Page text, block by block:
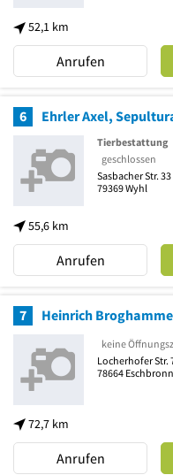
52,1 km
Anrufen
6 Ehrler Axel,
55,6 km
Tierbestattung
geschlossen
Sasbacher Str. 33
79369Wyhl
Anrufen
7 Heinrich
72,7 km
keine
Locherhofer Str.
78664 Eschbronn
Anrufen